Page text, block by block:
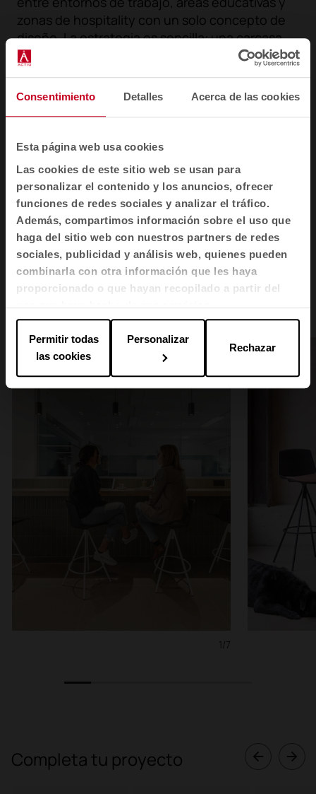
Consentimiento Detalles Acerca de las cookies
Esta página web usa cookies
Las cookies de este sitio web se usan para
personalizar el contenido y los anuncios, ofrecer
funciones de redes sociales y analizar el tráfico.
Además, compartimos información sobre el uso que
haga del sitio web con nuestros partners de redes
sociales, publicidad y análisis web, quienes pueden
combinarla con otra información que les haya
proporcionado o que hayan recopilado a partir del
uso que haya hecho de sus servicios.
Permitir todas
las cookies
Personalizar
Rechazar
zonas de hospitality con un solo concepto de
diseño. La estrategia es sencilla: una carcasa
envolvente y cómoda para todas sus versiones,
apoyada en una variedad de bases que marcan
la diferencia.
1 2 3
Noom 40 en espacios
1/7
Completa tu proyecto